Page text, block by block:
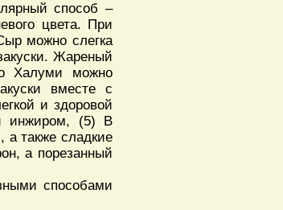
способ –
цвета. При
можно слегка
Жареный
Халуми можно
вместе с
и здоровой
инжиром, (5) В
а также сладкие
а порезанный
способами